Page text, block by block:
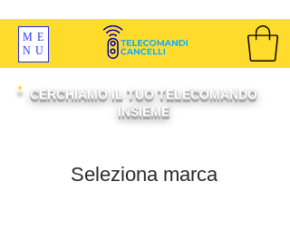
ME
NU
CERCHIAMO IL TUO TELECOMANDO
INSIEME